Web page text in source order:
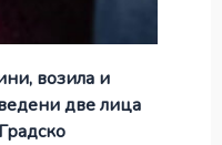
возила и
две лица